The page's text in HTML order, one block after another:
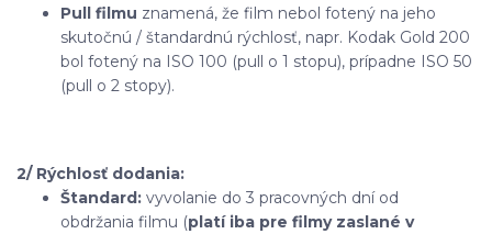
Pull filmu znamená, že film nebol fotený na jeho
skutočnú / štandardnú rýchlosť, napr. Kodak Gold 200
bol fotený na ISO 100 (pull o 1 stopu), prípadne ISO 50
(pull o 2 stopy).
2/ Rýchlosť dodania:
Štandard: vyvolanie do 3 pracovných dní od
obdržania filmu (platí iba pre filmy zaslané v